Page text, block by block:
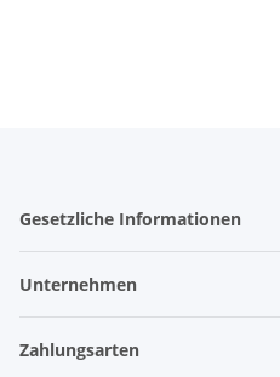
Gesetzliche Informationen
Unternehmen
Zahlungsarten